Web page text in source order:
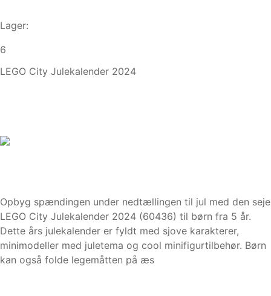
Lager:
6
LEGO City Julekalender 2024
Opbyg spændingen under nedtællingen til jul med den seje
LEGO City Julekalender 2024 (60436) til børn fra 5 år.
Dette års julekalender er fyldt med sjove karakterer,
minimodeller med juletema og cool minifigurtilbehør. Børn
kan også folde legemåtten på æs